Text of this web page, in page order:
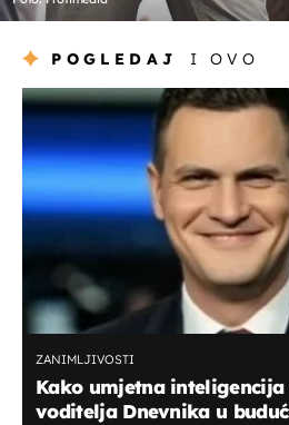
POGLEDAJ I OVO
ZANIMLJIVOSTI
Kako umjetna
voditelja Dnevnika u